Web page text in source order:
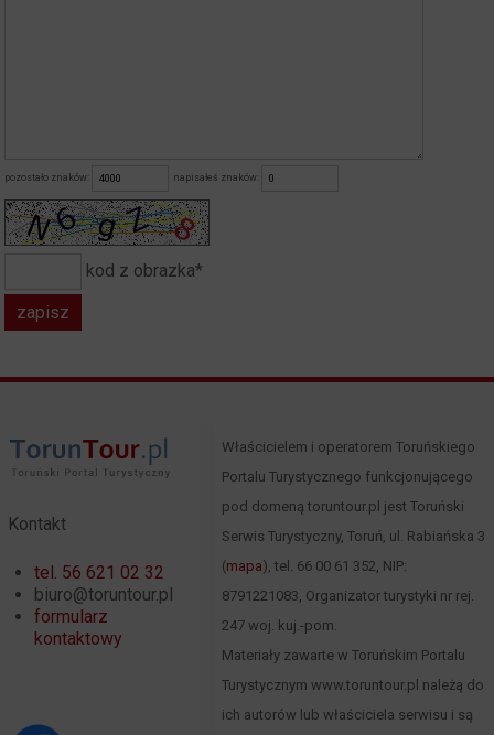
pozostało znaków: napisałeś znaków:
kod z obrazka*
Kontakt
tel. 56 621 02 32
biuro@toruntour.pl
formularz
kontaktowy
Właścicielem i operatorem Toruńskiego
Portalu Turystycznego funkcjonującego
pod domeną toruntour.pl jest Toruński
Serwis Turystyczny, Toruń, ul. Rabiańska 3
(mapa), tel. 66 00 61 352, NIP:
8791221083, Organizator turystyki nr rej.
247 woj. kuj.-pom.
Materiały zawarte w Toruńskim Portalu
Turystycznym www.toruntour.pl należą do
ich autorów lub właściciela serwisu i są